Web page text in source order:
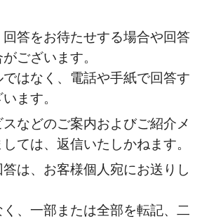
答をお待たせする場合や回答
ございます。
ではなく、電話や手紙で回答す
ます。
などのご案内およびご紹介メ
ては、返信いたしかねます。
は、お客様個人宛にお送りし
、一部または全部を転記、二